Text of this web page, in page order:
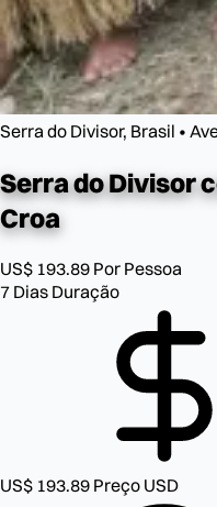
Serra do Divisor, Brasil •
Serra do Divisor
Croa
US$ 193.89 Por Pessoa
7 Dias Duração
US$ 193.89 Preço USD